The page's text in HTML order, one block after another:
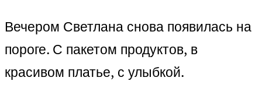
Вечером Светлана снова появилась на
пороге. С пакетом продуктов, в
красивом платье, с улыбкой.